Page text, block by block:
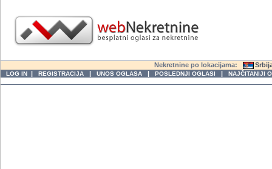
Nekretnine po lokacijama:
LOG IN | REGISTRACIJA | UNOS OGLASA | POSLEDNJI OGLASI | NAJČITANIJI